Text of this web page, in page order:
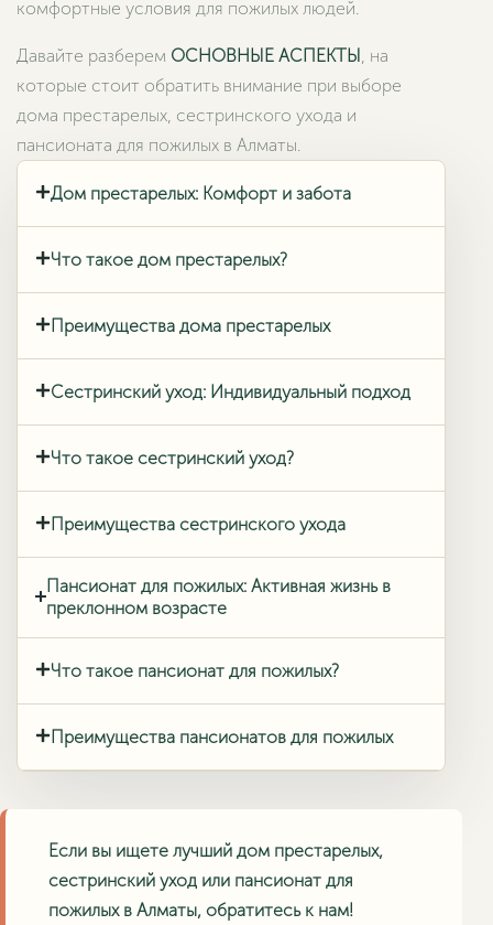
комфортные условия для пожилых людей.
Давайте разберем ОСНОВНЫЕ АСПЕКТЫ, на
которые стоит обратить внимание при выборе
дома престарелых, сестринского ухода и
пансионата для пожилых в Алматы.
Дом престарелых: Комфорт и забота
Что такое дом престарелых?
Преимущества дома престарелых
Сестринский уход: Индивидуальный подход
Что такое сестринский уход?
Преимущества сестринского ухода
Пансионат для пожилых: Активная жизнь в
преклонном возрасте
Что такое пансионат для пожилых?
Преимущества пансионатов для пожилых
Если вы ищете лучший дом престарелых,
сестринский уход или пансионат для
пожилых в Алматы, обратитесь к нам!